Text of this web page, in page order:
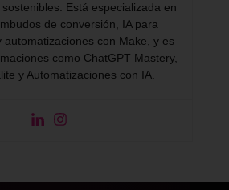
Está especializada en
de conversión, IA para
automatizaciones con Make, y es
como ChatGPT Mastery,
y Automatizaciones con IA.